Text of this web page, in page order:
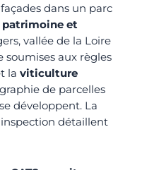
dans un parc
patrimoine et
vallée de la Loire
aux règles
la viticulture
de parcelles
développent. La
détaillent